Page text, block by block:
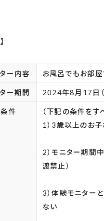
ー内容 お風呂でもお部
ー期間 2024年8月17日
件
（下記の条件をす
1）3歳以上のお子
2）モニター期間
渡禁止）
3）体験モニター
ない